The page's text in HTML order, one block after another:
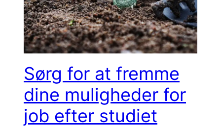
Sørg for at fremme
dine muligheder for
job efter studiet